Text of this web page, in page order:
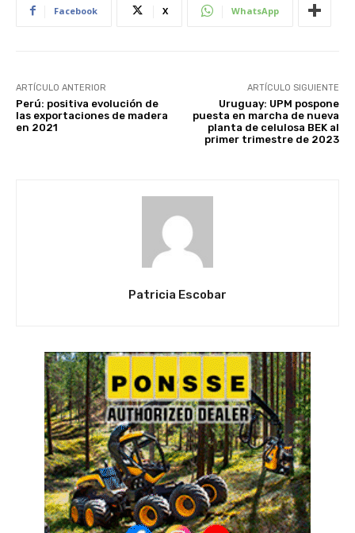
Facebook X WhatsApp
ARTÍCULO ANTERIOR
Perú: positiva evolución de
las exportaciones de madera
en 2021
ARTÍCULO SIGUIENTE
Uruguay: UPM pospone
puesta en marcha de nueva
planta de celulosa BEK al
primer trimestre de 2023
Patricia Escobar